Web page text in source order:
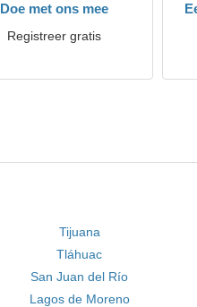
Doe met ons mee
Registreer gratis
Tijuana
Tláhuac
San Juan del Río
Lagos de Moreno